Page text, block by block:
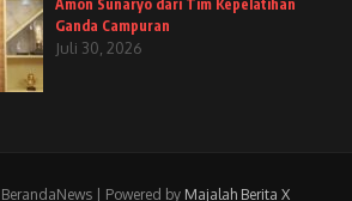
Amon Sunaryo dari Tim Kepelatihan
Ganda Campuran
Juli 30, 2026
| Powered by Majalah Berita X